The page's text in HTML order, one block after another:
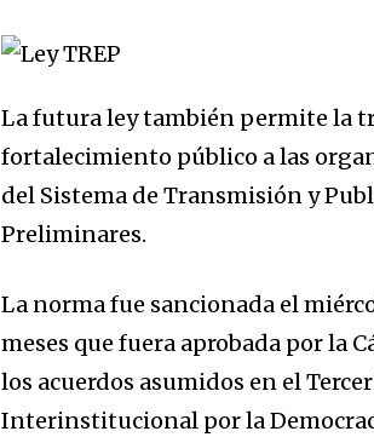
La futura ley también permite la
fortalecimiento público a las
del Sistema de Transmisión y
Preliminares.
La norma fue sancionada el
meses que fuera aprobada por la
los acuerdos asumidos en el
Interinstitucional por la